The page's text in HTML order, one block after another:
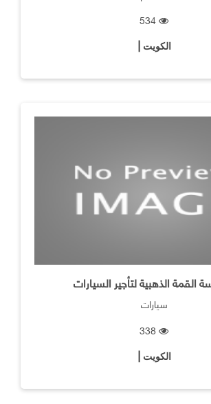
الكويت |
الذهبية لتأجير السيارات
سيارات
الكويت |